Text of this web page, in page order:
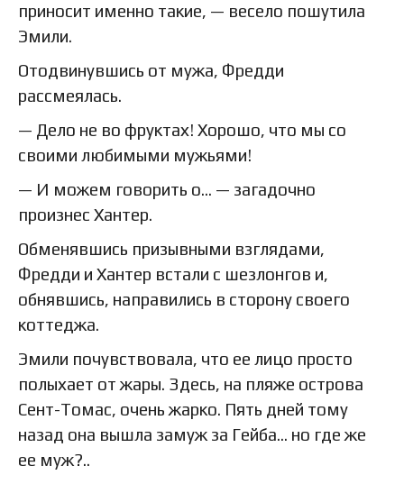
приносит именно такие, — весело пошутила
Эмили.
Отодвинувшись от мужа, Фредди
рассмеялась.
— Дело не во фруктах! Хорошо, что мы со
своими любимыми мужьями!
— И можем говорить о… — загадочно
произнес Хантер.
Обменявшись призывными взглядами,
Фредди и Хантер встали с шезлонгов и,
обнявшись, направились в сторону своего
коттеджа.
Эмили почувствовала, что ее лицо просто
полыхает от жары. Здесь, на пляже острова
Сент-Томас, очень жарко. Пять дней тому
назад она вышла замуж за Гейба… но где же
ее муж?..